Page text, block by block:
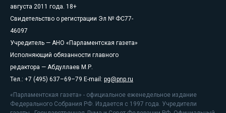
августа 2011 года. 18+
Свидетельство о регистрации Эл № ФС77-
46097
Учредитель — АНО «Парламентская газета»
Исполняющий обязанности главного
редактора — Абдуллаев М.Р.
Тел.: +7 (495) 637–69–79 E-mail: pg@pnp.ru
«Парламентская газета» - официальное еженедельное издание
Федерального Собрания РФ. Издается с 1997 года. Учредители